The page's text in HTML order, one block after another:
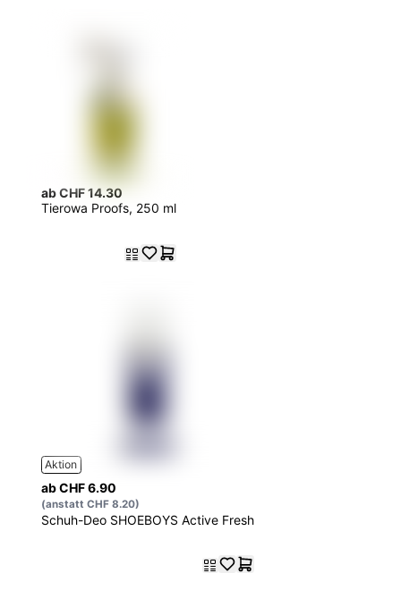
ab CHF 14.30
Tierowa Proofs, 250 ml
Aktion
ab CHF 6.90
(anstatt CHF 8.20)
Schuh-Deo SHOEBOYS Active Fresh